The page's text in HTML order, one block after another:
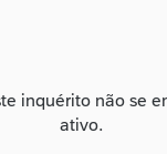
inquérito não se
ativo.